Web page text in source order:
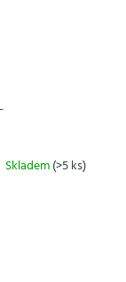
Skladem(>5 ks)